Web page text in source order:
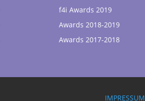
f4i Awards 2019
Awards 2018-2019
Awards 2017-2018
IMPRESSUM